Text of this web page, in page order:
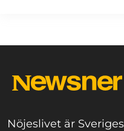
Nöjeslivet är